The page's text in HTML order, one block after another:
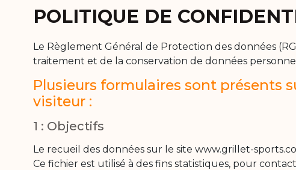
POLITIQUE DE
Le Règlement Général de Protection des données
traitement et de la conservation de données
Plusieurs formulaires sont présents
visiteur :
1 : Objectifs
Le recueil des données sur le site www.grillet-
Ce fichier est utilisé à des fins statistiques, pour